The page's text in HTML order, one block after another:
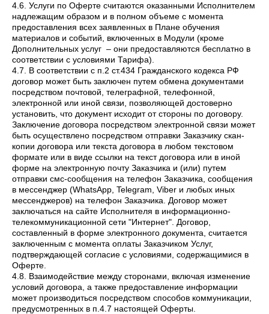
4.6. Услуги по Оферте считаются оказанными Исполнителем
надлежащим образом и в полном объеме с момента
предоставления всех заявленных в Плане обучения
материалов и событий, включенных в Модули (кроме
Дополнительных услуг – они предоставляются бесплатно в
соответствии с условиями Тарифа).
4.7. В соответствии с п.2 ст.434 Гражданского кодекса РФ
договор может быть заключен путем обмена документами
посредством почтовой, телеграфной, телефонной,
электронной или иной связи, позволяющей достоверно
установить, что документ исходит от стороны по договору.
Заключение договора посредством электронной связи может
быть осуществлено посредством отправки Заказчику скан-
копии договора или текста договора в любом текстовом
формате или в виде ссылки на текст договора или в иной
форме на электронную почту Заказчика и (или) путем
отправки смс-сообщения на телефон Заказчика, сообщения
в мессенджер (WhatsApp, Telegram, Viber и любых иных
мессенджеров) на телефон Заказчика. Договор может
заключаться на сайте Исполнителя в информационно-
телекоммуникационной сети "Интернет". Договор,
составленный в форме электронного документа, считается
заключенным с момента оплаты Заказчиком Услуг,
подтверждающей согласие с условиями, содержащимися в
Оферте.
4.8. Взаимодействие между сторонами, включая изменение
условий договора, а также предоставление информации
может производиться посредством способов коммуникации,
предусмотренных в п.4.7 настоящей Оферты.